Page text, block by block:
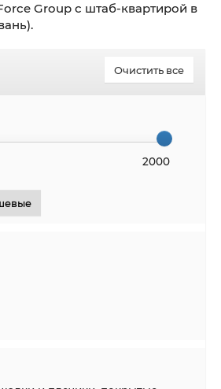
Group с штаб-квартирой в
Очистить все
2000